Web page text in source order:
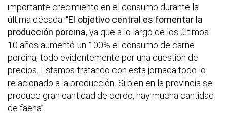
importante crecimiento en el consumo durante la
última década: “El objetivo central es fomentar la
producción porcina, ya que a lo largo de los últimos
10 años aumentó un 100% el consumo de carne
porcina, todo evidentemente por una cuestión de
precios. Estamos tratando con esta jornada todo lo
relacionado a la producción. Si bien en la provincia se
produce gran cantidad de cerdo, hay mucha cantidad
de faena”.